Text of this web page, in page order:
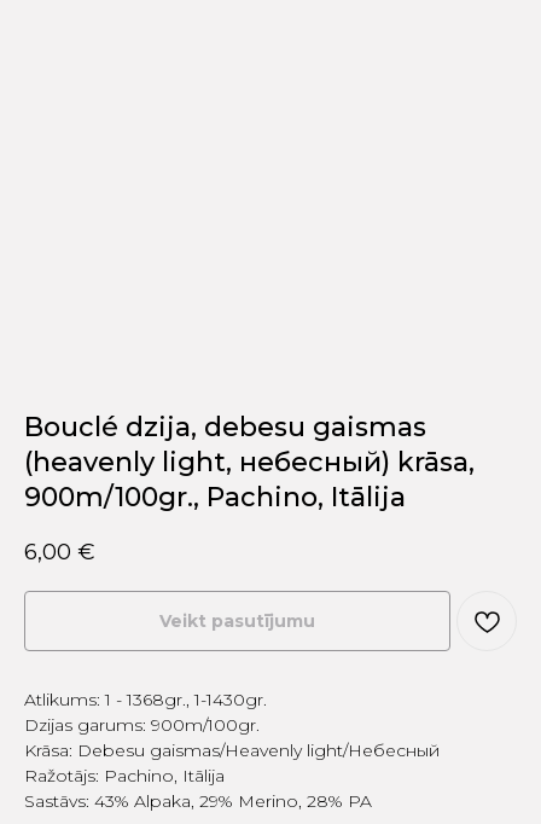
Bouclé dzija, debesu gaismas
(heavenly light, небесный) krāsa,
900m/100gr., Pachino, Itālija
6,00 €
Veikt pasutījumu
Atlikums: 1 - 1368gr., 1-1430gr.
Dzijas garums: 900m/100gr.
Krāsa: Debesu gaismas/Heavenly light/Hебесный
Ražotājs: Pachino, Itālija
Sastāvs: 43% Alpaka, 29% Merino, 28% PA